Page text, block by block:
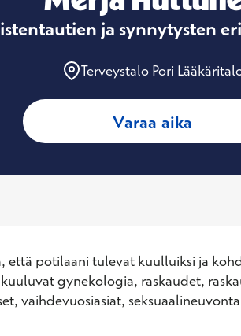
ja synnytysten
Terveystalo Pori
Varaa aika :
että potilaani tulevat kuulluiksi ja
gynekologia, raskaudet,
vaihdevuosiasiat,